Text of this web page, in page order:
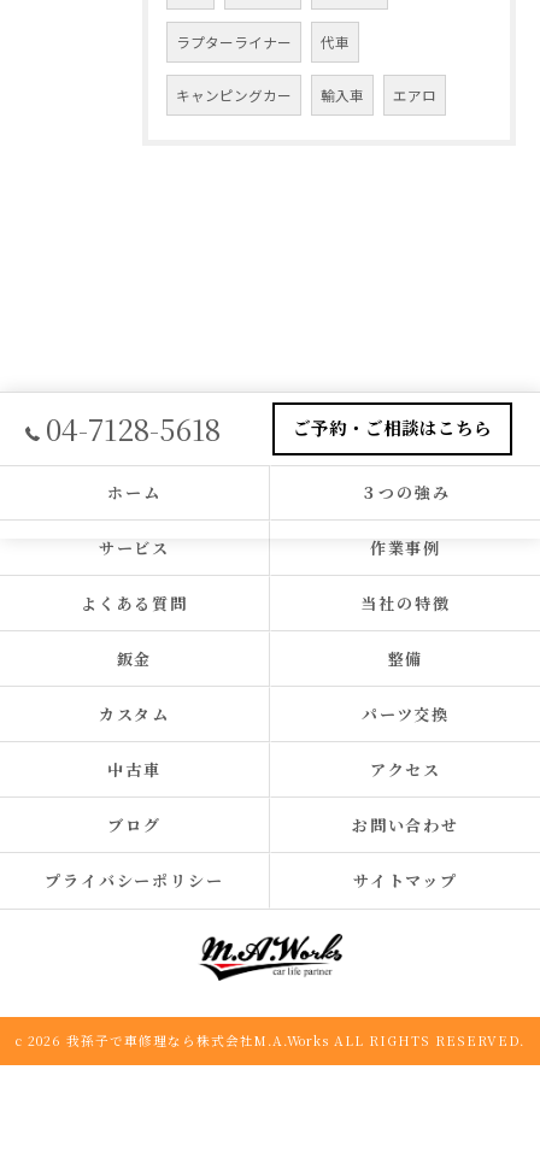
ラプターライナー 代車
キャンピングカー 輸入車 エアロ
04-7128-5618 ご予約・ご相談はこちら
ホーム ３つの強み
サービス 作業事例
よくある質問 当社の特徴
鈑金 整備
カスタム パーツ交換
中古車 アクセス
ブログ お問い合わせ
プライバシーポリシー サイトマップ
c 2026 我孫子で車修理なら株式会社M.A.Works ALL RIGHTS RESERVED.